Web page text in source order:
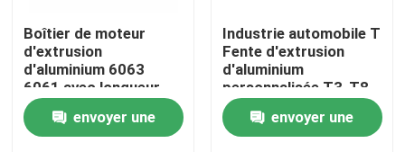
Produits
A propos de nous
Boîtier de moteur
d'extrusion
d'aluminium 6063
6061 avec longueur
personnalisée et
finition enduite de
poudre
envoyer une
Industrie automobile T
Fente d'extrusion
d'aluminium
personnalisée T3-T8
envoyer une